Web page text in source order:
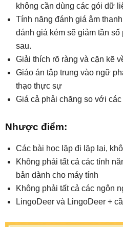
không cần dùng các gói dữ
Tính năng đánh giá âm
đánh giá kém sẽ giảm tần
sau.
Giải thích rõ ràng và cặn kẽ
Giáo án tập trung vào ngữ
thạo thực sự
Giá cả phải chăng so với
Nhược điểm:
Các bài học lặp đi lặp lại,
Không phải tất cả các tính
bản dành cho máy tính
Không phải tất cả các ngôn
LingoDeer và LingoDeer +